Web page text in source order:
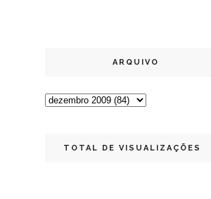
ARQUIVO
TOTAL DE VISUALIZAÇÕES